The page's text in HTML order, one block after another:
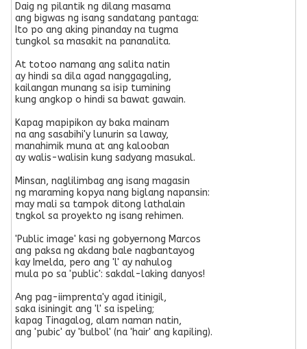
Daig ng pilantik ng dilang masama
ang bigwas ng isang sandatang pantaga:
Ito po ang aking pinanday na tugma
tungkol sa masakit na pananalita.
At totoo namang ang salita natin
ay hindi sa dila agad nanggagaling,
kailangan munang sa isip tumining
kung angkop o hindi sa bawat gawain.
Kapag mapipikon ay baka mainam
na ang sasabihi'y lunurin sa laway,
manahimik muna at ang kalooban
ay walis-walisin kung sadyang masukal.
Minsan, naglilimbag ang isang magasin
ng maraming kopya nang biglang napansin:
may mali sa tampok ditong lathalain
tngkol sa proyekto ng isang rehimen.
'Public image' kasi ng gobyernong Marcos
ang paksa ng akdang bale nagbantayog
kay Imelda, pero ang 'l' ay nahulog
mula po sa 'public': sakdal-laking danyos!
Ang pag-iimprenta'y agad itinigil,
saka isiningit ang 'l' sa ispeling;
kapag Tinagalog, alam naman natin,
ang 'pubic' ay 'bulbol' (na 'hair' ang kapiling).